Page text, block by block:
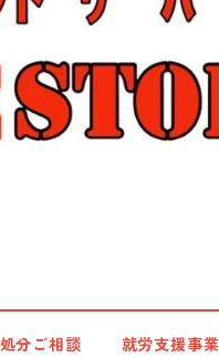
分ご相談 就労支援事